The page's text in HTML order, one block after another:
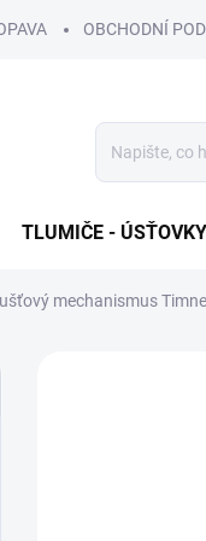
OBCHODNÍ
TLUMIČE - ÚSŤOVKY
mechanismus